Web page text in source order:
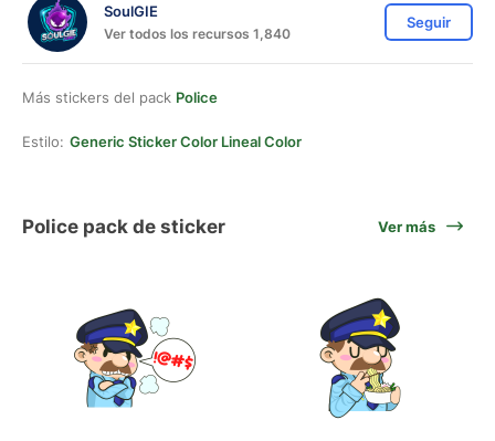
SoulGIE
Ver todos los recursos 1,840
Seguir
Más stickers del pack Police
Estilo: Generic Sticker Color Lineal Color
Police pack de sticker Ver más